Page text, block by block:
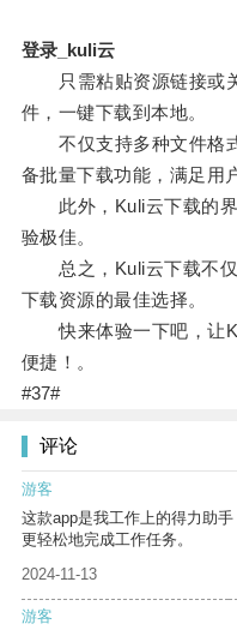
登录_kuli云
只需粘贴资源链接或关
件，一键下载到本地。
不仅支持多种文件格式
备批量下载功能，满足用
此外，Kuli云下载的界
验极佳。
总之，Kuli云下载不仅
下载资源的最佳选择。
快来体验一下吧，让
便捷！。
#37#
评论
游客
这款app是我工作上的得力助
更轻松地完成工作任务。
2024-11-13
游客